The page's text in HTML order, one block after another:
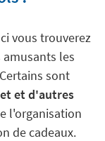
vous trouverez
les
sont
et d'autres
l'organisation
de cadeaux.